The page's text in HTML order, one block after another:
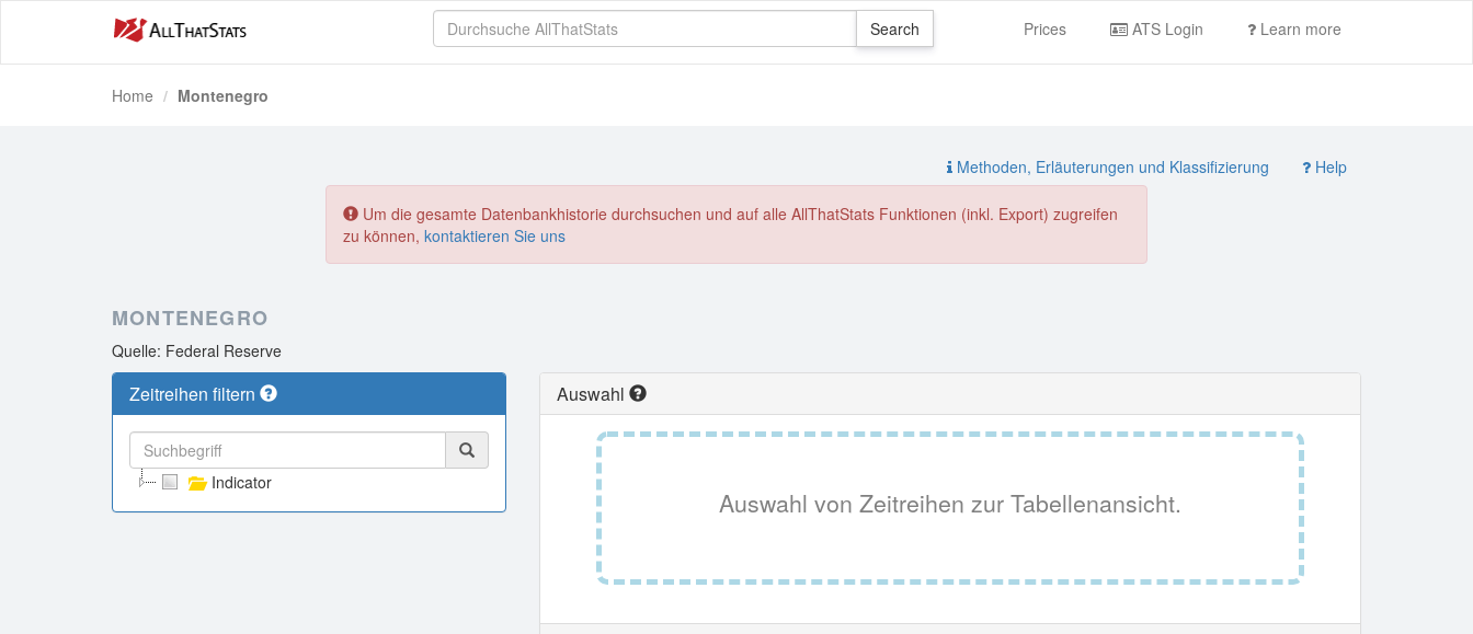
Prices ATS Login Learn more
Home Montenegro
Methoden, Erläuterungen und Klassifizierung Help
Um die gesamte Datenbankhistorie durchsuchen und auf alle AllThatStats Funktionen (inkl. Export) zugreifen
zu können, kontaktieren Sie uns
MONTENEGRO
Quelle: Federal Reserve
Zeitreihen filtern
Indicator
Auswahl
Auswahl von Zeitreihen zur Tabellenansicht.